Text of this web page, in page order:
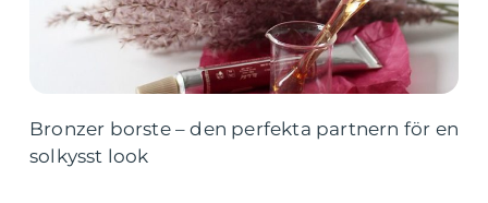
Bronzer borste – den perfekta partnern för en
solkysst look